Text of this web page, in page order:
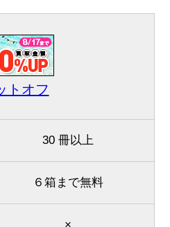
トオフ
30 冊以上
６箱まで無料
×